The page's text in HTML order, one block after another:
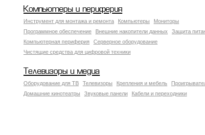
Компьютеры и периферия
Инструмент для монтажа и ремонта Компьютеры
Мониторы
Программное обеспечение
Внешние накопители данных
Защита
Компьютерная периферия
Серверное оборудование
Чистящие средства для цифровой техники
Телевизоры и медиа
Оборудование для ТВ Телевизоры Крепления и мебель
Домашние кинотеатры
Звуковые панели Кабели и переходники